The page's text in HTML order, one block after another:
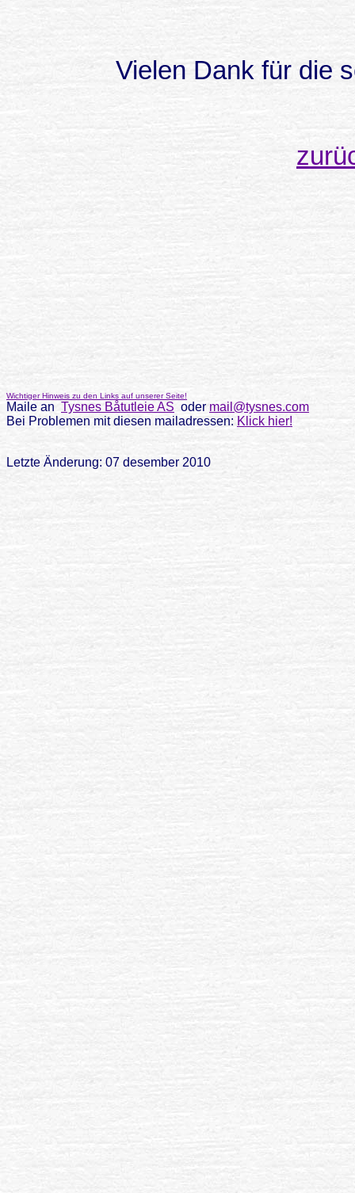
Vielen Dank für die
Wichtiger Hinweis zu den Links auf unserer Seite!
Maile an Tysnes Båtutleie AS oder mail@tysnes.com
Bei Problemen mit diesen mailadressen: Klick hier!
Letzte Änderung: 07 desember 2010